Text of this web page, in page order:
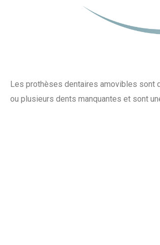
Les prothèses dentaires amovibles sont
ou plusieurs dents manquantes et sont